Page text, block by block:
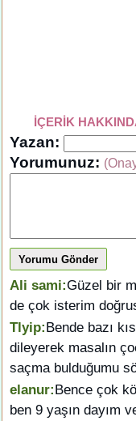
İÇERİK
Yazan:
Yorumunuz:
Yorumu Gönder
Ali sami:Güzel bir
de çok isterim
Tlyip:Bende bazı
dileyerek masalın
saçma bulduğumu
elanur:Bence çok
ben 9 yaşın dayım